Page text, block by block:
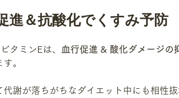
＆抗酸化でくすみ予防
タミンEは、
血行促進 & 酸化ダメージの
。
謝が落ちがちなダイエット中にも相性